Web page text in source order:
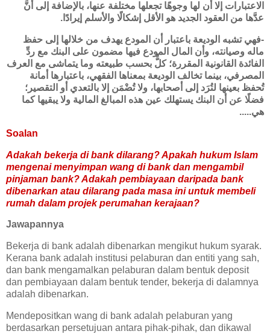
الاعتبارات إلا أن لها وجوهًا تجعلها مختلفة عنها، بالإضافة إلى أنَّ
عدَّها من العقود الجديد هو الأقل إشكالًا والأسلم إيرادًا.
-فهي تشبه الوديعة باعتبار أن المودع يهدف من خلالها إلى حفظ
ماله وصيانته، وأن المال المودع فيها مضمون على البنك مع ردِّ
الفائدة القانونية المقررة؛ كلٌّ بحسب طبيعته وما يتماشى مع العرف
المصرفي، بينما تخالف الوديعة بمعناها الفقهي، باعتبارها أمانة
تُحفظ بعينها لتُرَد إلى أصحابها، ولا تُضْمَن إلا بالتعدي أو التقصير؛
فضلًا عن أن البنك يستهلك عين هذه المبالغ المالية ولا يبقيها كما
هي.....
Soalan
Adakah bekerja di bank dilarang? Apakah hukum Islam
mengenai menyimpan wang di bank dan mengambil
pinjaman bank? Adakah pembiayaan daripada bank
dibenarkan atau dilarang pada masa ini untuk membeli
rumah dalam projek perumahan kerajaan?
Jawapannya
Bekerja di bank adalah dibenarkan mengikut hukum syarak.
Kerana bank adalah institusi pelaburan dan entiti yang sah,
dan bank mengamalkan pelaburan dalam bentuk deposit
dan pembiayaan dalam bentuk tender, bekerja di dalamnya
adalah dibenarkan.
Mendepositkan wang di bank adalah pelaburan yang
berdasarkan persetujuan antara pihak-pihak, dan dikawal